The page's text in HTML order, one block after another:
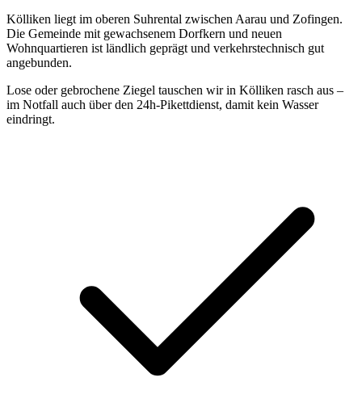
Kölliken liegt im oberen Suhrental zwischen Aarau und Zofingen.
Die Gemeinde mit gewachsenem Dorfkern und neuen
Wohnquartieren ist ländlich geprägt und verkehrstechnisch gut
angebunden.
Lose oder gebrochene Ziegel tauschen wir in Kölliken rasch aus –
im Notfall auch über den 24h-Pikettdienst, damit kein Wasser
eindringt.